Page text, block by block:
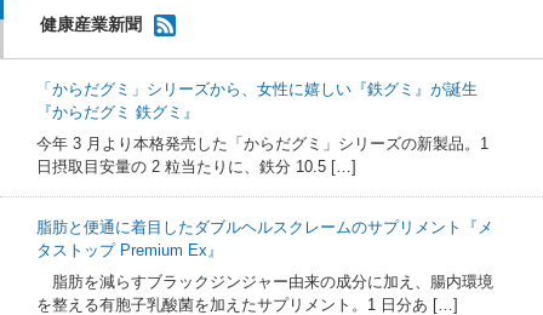
健康産業新聞
「からだグミ」シリーズから、女性に嬉しい『鉄グミ』が誕生
『からだグミ 鉄グミ』
今年 3 月より本格発売した「からだグミ」シリーズの新製品。1
日摂取目安量の 2 粒当たりに、鉄分 10.5 […]
脂肪と便通に着目したダブルヘルスクレームのサプリメント『メ
タストップ Premium Ex』
脂肪を減らすブラックジンジャー由来の成分に加え、腸内環境
を整える有胞子乳酸菌を加えたサプリメント。1 日分あ […]